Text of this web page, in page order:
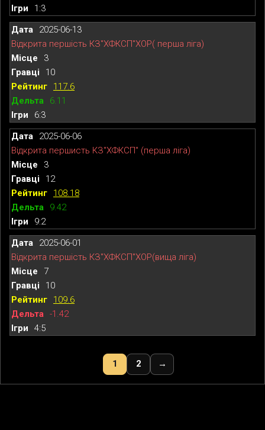
1:3
2025-06-13
Відкрита першість КЗ"ХФКСП"ХОР( перша ліга)
3
10
117.6
6.11
6:3
2025-06-06
Відкрита першисть КЗ"ХФКСП" (перша ліга)
3
12
108.18
9.42
9:2
2025-06-01
Відкрита першість КЗ"ХФКСП"ХОР(вища ліга)
7
10
109.6
-1.42
4:5
1 2 →